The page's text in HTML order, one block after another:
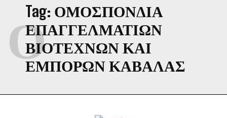
Tag: ΟΜΟΣΠΟΝΔΊΑ
ΕΠΑΓΓΕΛΜΑΤΙΏΝ
ΒΙΟΤΕΧΝΏΝ ΚΑΙ
ΕΜΠΌΡΩΝ ΚΑΒΆΛΑΣ
Ο